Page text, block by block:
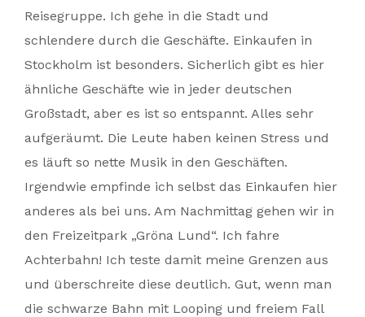
Reisegruppe. Ich gehe in die Stadt und
schlendere durch die Geschäfte. Einkaufen in
Stockholm ist besonders. Sicherlich gibt es hier
ähnliche Geschäfte wie in jeder deutschen
Großstadt, aber es ist so entspannt. Alles sehr
aufgeräumt. Die Leute haben keinen Stress und
es läuft so nette Musik in den Geschäften.
Irgendwie empfinde ich selbst das Einkaufen hier
anderes als bei uns. Am Nachmittag gehen wir in
den Freizeitpark „Gröna Lund“. Ich fahre
Achterbahn! Ich teste damit meine Grenzen aus
und überschreite diese deutlich. Gut, wenn man
die schwarze Bahn mit Looping und freiem Fall